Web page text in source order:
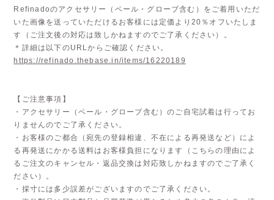
Refinadoのアクセサリー（ベール・グローブ含む）をご着用いただ
いた画像を送っていただけるお客様には定価より20％オフいたしま
す（ご注文後の対応は致しかねますのでご了承ください）。
＊詳細は以下のURLからご確認ください。
https://refinado.thebase.in/items/16220189
【ご注意事項】
・アクセサリー（ベール・グローブ含む）のご自宅試着は行ってお
りませんのでご了承ください。
・お客様のご都合（宛先の登録相違、不在による再発送など）によ
る再発送にかかる送料はお客様負担になります（こちらの理由によ
るご注文のキャンセル・返品交換は対応致しかねますのでご了承く
ださい）。
・採寸には多少誤差がございますのでご了承ください。